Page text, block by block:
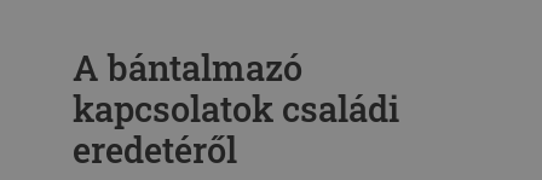
A bántalmazó
kapcsolatok családi
eredetéről